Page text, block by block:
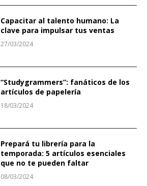
Capacitar al talento humano: La
clave para impulsar tus ventas
27/03/2024
“Studygrammers”: fanáticos de los
artículos de papelería
18/03/2024
Prepará tu librería para la
temporada: 5 artículos esenciales
que no te pueden faltar
08/03/2024